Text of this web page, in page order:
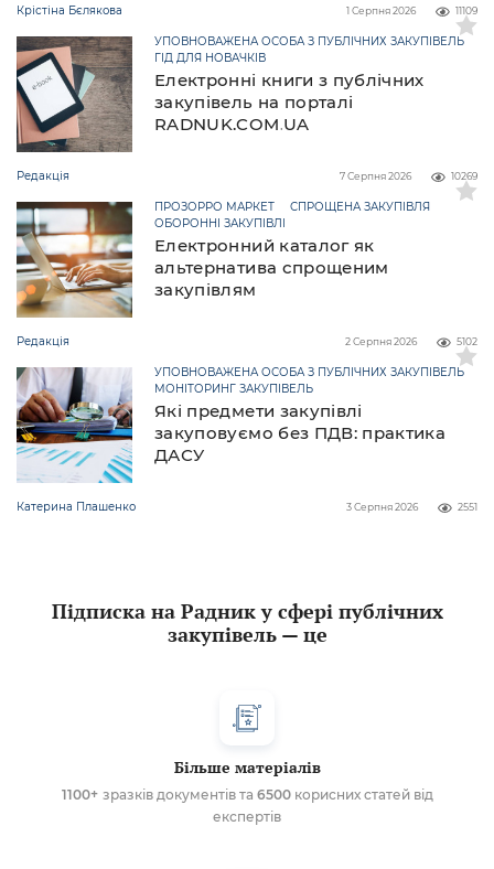
Крістіна Бєлякова 11109
1 Серпня 2026
Електронні книги з публічних
закупівель на порталі
RADNUK.COM.UA
УПОВНОВАЖЕНА ОСОБА З ПУБЛІЧНИХ ЗАКУПІВЕЛЬ
ГІД ДЛЯ НОВАЧКІВ
Редакція 10269
7 Серпня 2026
Електронний каталог як
альтернатива спрощеним
закупівлям
ПРОЗОРРО МАРКЕТ
СПРОЩЕНА ЗАКУПІВЛЯ
ОБОРОННІ ЗАКУПІВЛІ
Редакція 5102
2 Серпня 2026
Які предмети закупівлі
закуповуємо без ПДВ: практика
ДАСУ
УПОВНОВАЖЕНА ОСОБА З ПУБЛІЧНИХ ЗАКУПІВЕЛЬ
МОНІТОРИНГ ЗАКУПІВЕЛЬ
Катерина Плашенко 2551
3 Серпня 2026
Підписка на Радник у сфері публічних
закупівель — це
Більше матеріалів
1100+ зразків документів та 6500корисних статей від
експертів